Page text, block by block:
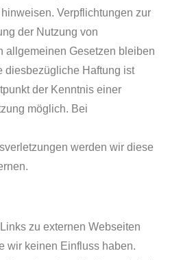
Verpflichtungen zur
der Nutzung von
allgemeinen Gesetzen bleiben
diesbezügliche Haftung ist
der Kenntnis einer
möglich. Bei
werden wir diese
zu externen Webseiten
wir keinen Einfluss haben.